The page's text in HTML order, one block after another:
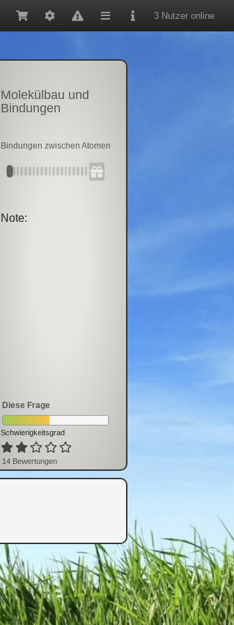
3 Nutzer online
Molekülbau und
Bindungen
Bindungen zwischen Atomen
Note:
Diese Frage
Schwierigkeitsgrad
14 Bewertungen